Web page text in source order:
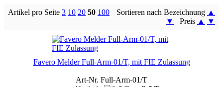
Artikel pro Seite 3 10 20 50 100 Sortieren nach Bezeichnung ▲
▼
Preis ▲ ▼
Favero Melder Full-Arm-01/T, mit FIE Zulassung
Art-Nr. Full-Arm-01/T